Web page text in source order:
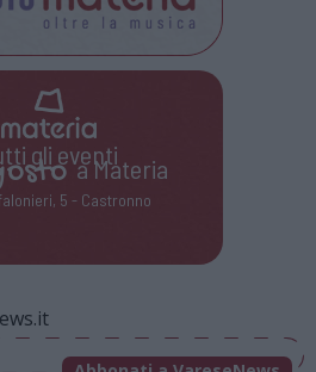
gli eventi
a Materia
5 - Castronno